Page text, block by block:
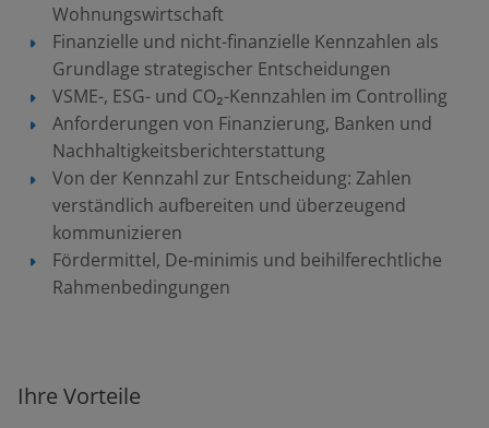
Wohnungswirtschaft
Finanzielle und nicht-finanzielle Kennzahlen als
Grundlage strategischer Entscheidungen
VSME-, ESG- und CO₂-Kennzahlen im Controlling
Anforderungen von Finanzierung, Banken und
Nachhaltigkeitsberichterstattung
Von der Kennzahl zur Entscheidung: Zahlen
verständlich aufbereiten und überzeugend
kommunizieren
Fördermittel, De-minimis und beihilferechtliche
Rahmenbedingungen
Ihre Vorteile